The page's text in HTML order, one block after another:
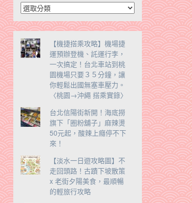
分
類
【機捷搭乘攻略】機場捷
運預辦登機、託運行李，
一次搞定！台北車站到桃
園機場只要３５分鐘，讓
你輕鬆出國無塞車壓力。
〈桃園→沖繩 搭乘實錄〉
台北信陽街新開！海底撈
旗下「圈粉舖子」麻辣燙
50元起，酸辣上癮停不下
來！
【淡水一日遊攻略圖】不
走回頭路！古蹟下坡散策
x 老街夕陽美食，最順暢
的輕旅行攻略